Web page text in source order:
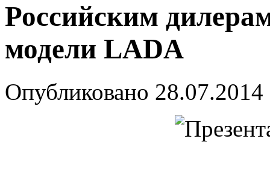
Российским
модели LADA
Опубликовано 28.07.2014